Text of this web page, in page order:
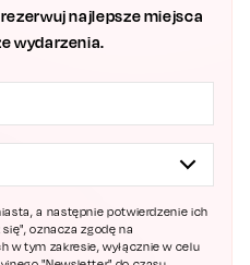
najlepsze miejsca
wydarzenia.
a następnie potwierdzenie ich
oznacza zgodę na
w tym zakresie, wyłącznie w celu